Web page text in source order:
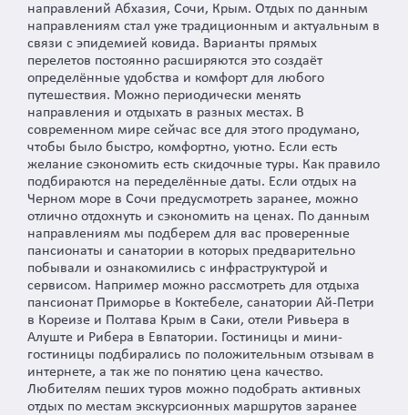
направлений Абхазия, Сочи, Крым. Отдых по данным
направлениям стал уже традиционным и актуальным в
связи с эпидемией ковида. Варианты прямых
перелетов постоянно расширяются это создаёт
определённые удобства и комфорт для любого
путешествия. Можно периодически менять
направления и отдыхать в разных местах. В
современном мире сейчас все для этого продумано,
чтобы было быстро, комфортно, уютно. Если есть
желание сэкономить есть скидочные туры. Как правило
подбираются на переделённые даты. Если отдых на
Черном море в Сочи предусмотреть заранее, можно
отлично отдохнуть и сэкономить на ценах. По данным
направлениям мы подберем для вас проверенные
пансионаты и санатории в которых предварительно
побывали и ознакомились с инфраструктурой и
сервисом. Например можно рассмотреть для отдыха
пансионат Приморье в Коктебеле, санатории Ай-Петри
в Кореизе и Полтава Крым в Саки, отели Ривьера в
Алуште и Рибера в Евпатории. Гостиницы и мини-
гостиницы подбирались по положительным отзывам в
интернете, а так же по понятию цена качество.
Любителям пеших туров можно подобрать активных
отдых по местам экскурсионных маршрутов заранее